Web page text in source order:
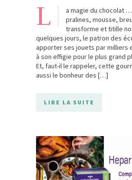
L
a magie du chocolat
pralines, mousse,
transforme et titille
quelques jours, le patron des
apporter ses jouets par milliers
à son effigie pour le plus grand
Et, faut-il le rappeler, cette
aussi le bonheur des […]
LIRE LA SUITE